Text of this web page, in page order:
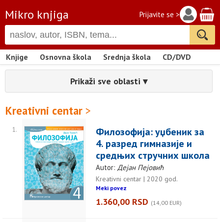
Mikro knjiga Prijavite se >
Knjige Osnovna škola Srednja škola CD/DVD
Prikaži sve oblasti ▾
Kreativni centar >
1.
Филозофија: уџбеник за
4. разред гимназије и
средњих стручних школа
Autor: Дејан Пејовић
Kreativni centar | 2020 god.
Meki povez
1.360,00 RSD (14,00 EUR)